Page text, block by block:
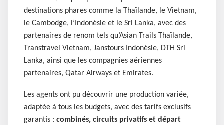
destinations phares comme la Thaïlande, le Vietnam,
le Cambodge, l’Indonésie et le Sri Lanka, avec des
partenaires de renom tels qu’Asian Trails Thaïlande,
Transtravel Vietnam, Janstours Indonésie, DTH Sri
Lanka, ainsi que les compagnies aériennes
partenaires, Qatar Airways et Emirates.
Les agents ont pu découvrir une production variée,
adaptée à tous les budgets, avec des tarifs exclusifs
garantis : combinés, circuits privatifs et départ